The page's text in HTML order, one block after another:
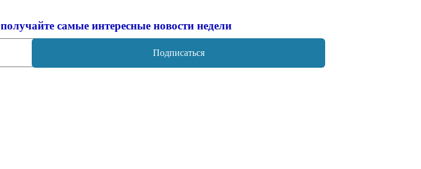
получайте самые интересные новости недели